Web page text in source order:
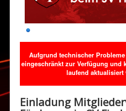
Abteilungen
Veranstaltungen
Förderverein
Kontakt
Klimaschutz
Aufgrund technischer
eingeschränkt zur Verfügung und
laufend aktualisiert
Einladung